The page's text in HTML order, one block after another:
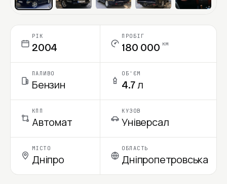
РІК
2004
ПРОБІГ
180 000 км
ПАЛИВО
Бензин
ОБ'ЄМ
4.7 л
КПП
Автомат
КУЗОВ
Універсал
МІСТО
Дніпро
ОБЛАСТЬ
Дніпропетровська